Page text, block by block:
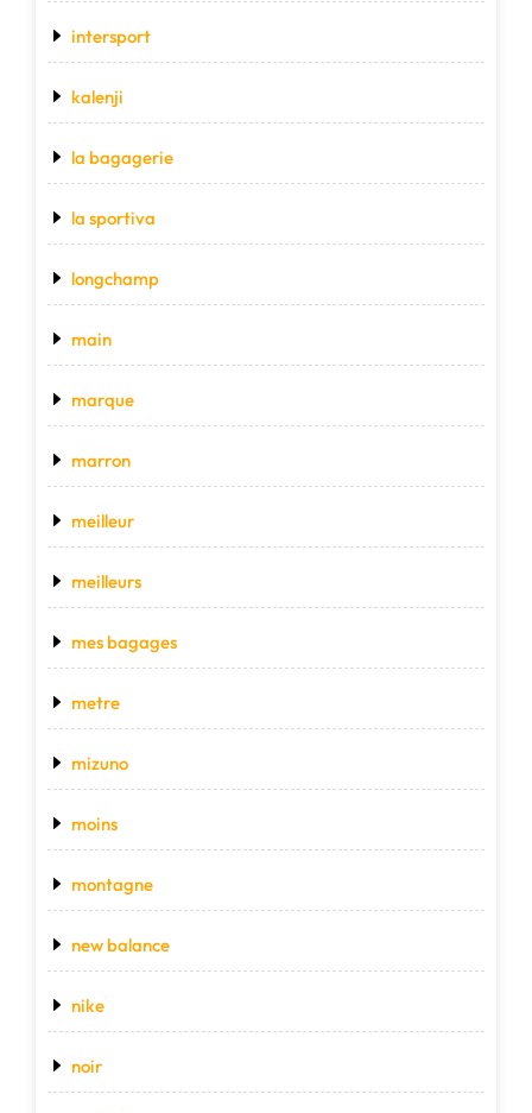
intersport
kalenji
la bagagerie
la sportiva
longchamp
main
marque
marron
meilleur
meilleurs
mes bagages
metre
mizuno
moins
montagne
new balance
nike
noir